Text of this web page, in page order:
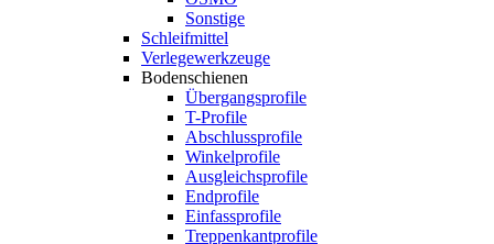
Sonstige
Schleifmittel
Verlegewerkzeuge
Bodenschienen
Übergangsprofile
T-Profile
Abschlussprofile
Winkelprofile
Ausgleichsprofile
Endprofile
Einfassprofile
Treppenkantprofile